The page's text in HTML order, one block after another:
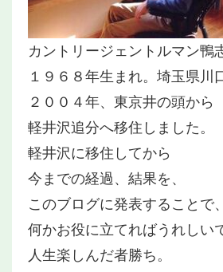
カントリージェントルマン鴨
１９６８年生まれ。埼玉県川
２００４年、東京井の頭から
軽井沢追分へ移住しました。
軽井沢に移住してから
今までの経過、結果を、
このブログに発表することで、
何かお役に立てればうれしい
人生楽しんだ者勝ち。